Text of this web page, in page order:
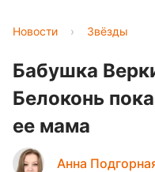
Новости › Звёзды
Бабушка
Белоконь
ее мама
Анна